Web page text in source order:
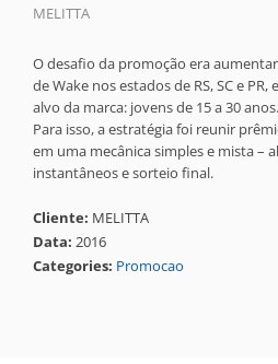
MELITTA
O desafio da promoção era
de Wake nos estados de RS, SC e
alvo da marca: jovens de 15 a 30 anos.
Para isso, a estratégia foi reunir
em uma mecânica simples e mista –
instantâneos e sorteio final.
Cliente: MELITTA
Data: 2016
Categories: Promocao